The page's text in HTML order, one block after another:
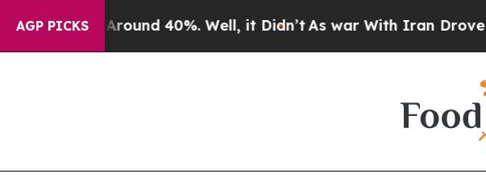
AGP PICKS
Around 40%. Well, it Didn’t As war With Iran Drove oil